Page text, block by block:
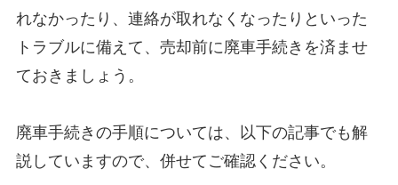
れなかったり、連絡が取れなくなったりといった
トラブルに備えて、売却前に廃車手続きを済ませ
ておきましょう。
廃車手続きの手順については、以下の記事でも解
説していますので、併せてご確認ください。